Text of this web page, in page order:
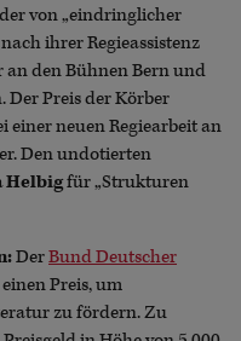
von „eindringlicher
ihrer Regieassistenz
an den Bühnen Bern und
Der Preis der Körber
neuen Regiearbeit an
Den undotierten
Helbigfür „Strukturen
DerBund Deutscher
Preis, um
zu fördern. Zu